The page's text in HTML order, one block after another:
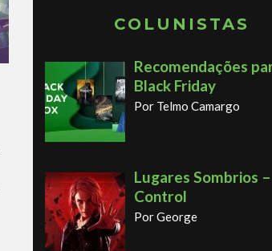
COLUNISTAS
Recomendações
Black Friday
Por Telmo Camargo
Lugares Sombrios –
Control
Por George